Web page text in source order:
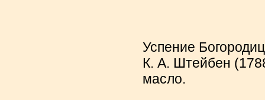
Успение
К. А. Штейбен
масло.